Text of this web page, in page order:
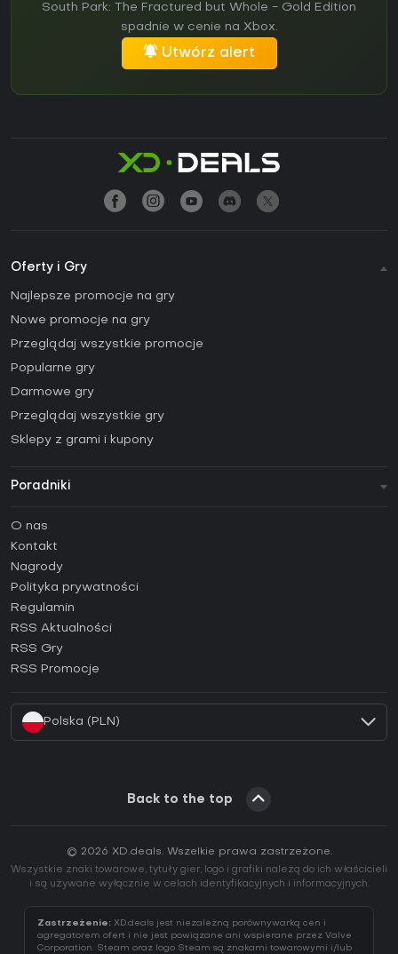
South Park: The Fractured but Whole - Gold Edition
spadnie w cenie na Xbox.
Utwórz alert
Oferty i Gry
Najlepsze promocje na gry
Nowe promocje na gry
Przeglądaj wszystkie promocje
Popularne gry
Darmowe gry
Przeglądaj wszystkie gry
Sklepy z grami i kupony
Poradniki
Poradniki
Jak aktywować klucz Steam (CD Key)?
Jak aktywować klucz Epic Games (CD Key)?
Jak aktywować klucz GOG (CD Key)?
Jak aktywować klucz Ubisoft Connect (CD Key)?
O nas
Kontakt
Nagrody
Polityka prywatności
Regulamin
RSS Aktualności
RSS Gry
RSS Promocje
Polska (PLN)
Back to the top
© 2026 XD.deals. Wszelkie prawa zastrzeżone.
Wszystkie znaki towarowe, tytuły gier, logo i grafiki należą do ich właścicieli
i są używane wyłącznie w celach identyfikacyjnych i informacyjnych.
Zastrzeżenie: XD.deals jest niezależną porównywarką cen i
agregatorem ofert i nie jest powiązane ani wspierane przez Valve
Corporation. Steam oraz logo Steam są znakami towarowymi i/lub